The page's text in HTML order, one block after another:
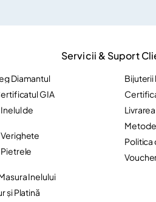
Diamantul
GIA
de
Inelului
și Platină
Servicii & Suport
Bijuterii
Politica